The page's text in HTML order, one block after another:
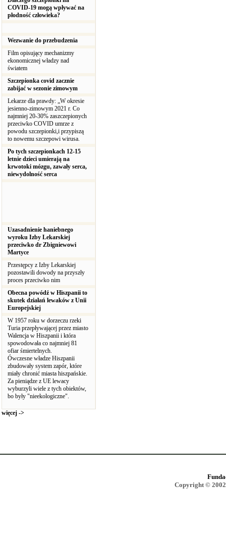
COVID-19 mogą wpływać na
płodność człowieka?
Wezwanie do przebudzenia
Film opisujący mechanizmy
ekonomicznej władzy nad
światem
Szczepionka covid zacznie
zabijać w sezonie zimowym
Lekarze dla prawdy: „W okresie
jesienno-zimowym 2021 r. Co
najmniej 20-30% zaszczepionych
przeciwko COVID umrze z
powodu szczepionki,i przypiszą
to nowemu szczepowi wirusa.
Po tych szczepionkach 12-15
letnie dzieci umierają na
krwotoki mózgu, zawały serca,
niewydolność serca
Uzasadnienie haniebnego
wyroku Izby Lekarskiej
przeciwko dr Zbigniewowi
Martyce
Przestępcy z Izby Lekarskiej
pozostawili dowody na przyszły
proces przeciwko nim
Obecna powódź w Hiszpanii to
skutek działań lewaków z Unii
Europejskiej
W 1957 roku w dorzeczu rzeki
Turia przepływającej przez miasto
Walencja w Hiszpanii i która
spowodowała co najmniej 81
ofiar śmiertelnych.
Ówczesne władze Hiszpanii
zbudowały system zapór, które
miały chronić miasta hiszpańskie.
Za pieniądze z UE lewacy
wyburzyli wiele z tych obiektów,
bo były "nieekologiczne".
więcej ->
Copyright ©